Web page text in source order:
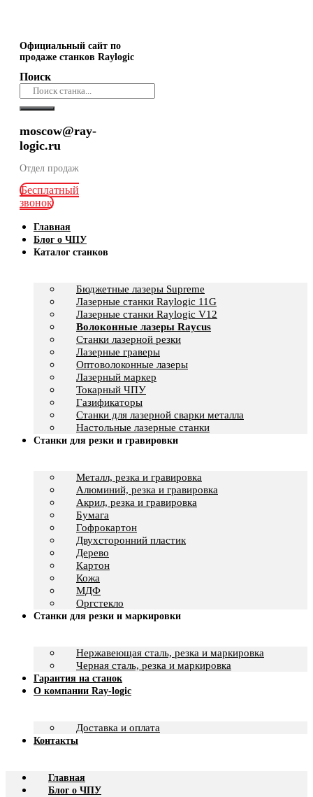
Официальный сайт по
продаже станков Raylogic
Поиск
moscow@ray-
logic.ru
Отдел продаж
Бесплатный
звонок
Главная
Блог о ЧПУ
Каталог станков
Бюджетные лазеры Supreme
Лазерные станки Raylogic 11G
Лазерные станки Raylogic V12
Волоконные лазеры Raycus
Станки лазерной резки
Лазерные граверы
Оптоволоконные лазеры
Лазерный маркер
Токарный ЧПУ
Газификаторы
Cтанки для лазерной сварки металла
Настольные лазерные станки
Станки для резки и гравировки
Металл, резка и гравировка
Алюминий, резка и гравировка
Акрил, резка и гравировка
Бумага
Гофрокартон
Двухсторонний пластик
Дерево
Картон
Кожа
МДФ
Оргстекло
Станки для резки и маркировки
Нержавеющая сталь, резка и маркировка
Черная сталь, резка и маркировка
Гарантия на станок
О компании Ray-logic
Доставка и оплата
Контакты
Главная
Блог о ЧПУ